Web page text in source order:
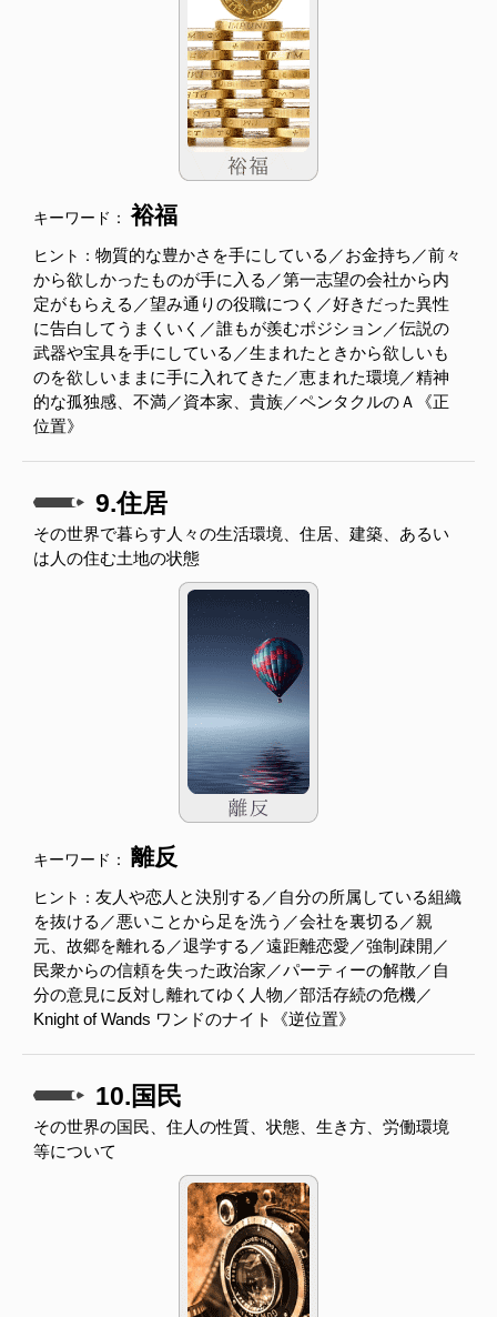
キーワード：裕福
ヒント： 物質的な豊かさを手にしている／お金持ち／前々
から欲しかったものが手に入る／第一志望の会社から内
定がもらえる／望み通りの役職につく／好きだった異性
に告白してうまくいく／誰もが羨むポジション／伝説の
武器や宝具を手にしている／生まれたときから欲しいも
のを欲しいままに手に入れてきた／恵まれた環境／精神
的な孤独感、不満／資本家、貴族／ペンタクルのＡ《正
位置》
9.住居
その世界で暮らす人々の生活環境、住居、建築、あるい
は人の住む土地の状態
キーワード： 離反
ヒント： 友人や恋人と決別する／自分の所属している組織
を抜ける／悪いことから足を洗う／会社を裏切る／親
元、故郷を離れる／退学する／遠距離恋愛／強制疎開／
民衆からの信頼を失った政治家／パーティーの解散／自
分の意見に反対し離れてゆく人物／部活存続の危機／
Knight of Wands ワンドのナイト《逆位置》
10.国民
その世界の国民、住人の性質、状態、生き方、労働環境
等について